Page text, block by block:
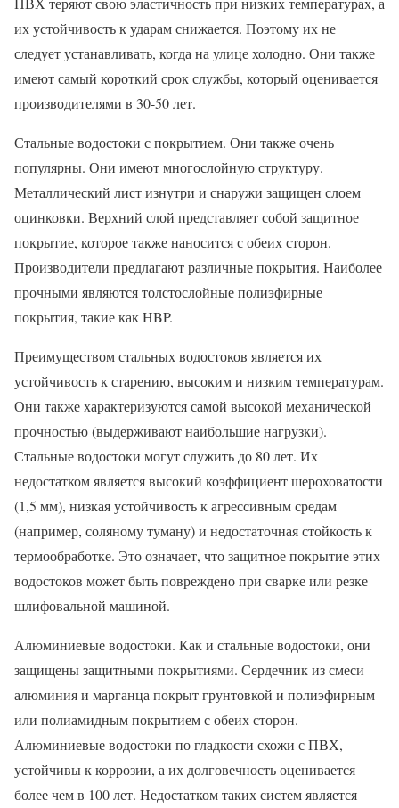
их устойчивость к ударам снижается. Поэтому их не
следует устанавливать, когда на улице холодно. Они также
имеют самый короткий срок службы, который оценивается
производителями в 30-50 лет.
Стальные водостоки с покрытием. Они также очень
популярны. Они имеют многослойную структуру.
Металлический лист изнутри и снаружи защищен слоем
оцинковки. Верхний слой представляет собой защитное
покрытие, которое также наносится с обеих сторон.
Производители предлагают различные покрытия. Наиболее
прочными являются толстослойные полиэфирные
покрытия, такие как HBP.
Преимуществом стальных водостоков является их
устойчивость к старению, высоким и низким температурам.
Они также характеризуются самой высокой механической
прочностью (выдерживают наибольшие нагрузки).
Стальные водостоки могут служить до 80 лет. Их
недостатком является высокий коэффициент шероховатости
(1,5 мм), низкая устойчивость к агрессивным средам
(например, соляному туману) и недостаточная стойкость к
термообработке. Это означает, что защитное покрытие этих
водостоков может быть повреждено при сварке или резке
шлифовальной машиной.
Алюминиевые водостоки. Как и стальные водостоки, они
защищены защитными покрытиями. Сердечник из смеси
алюминия и марганца покрыт грунтовкой и полиэфирным
или полиамидным покрытием с обеих сторон.
Алюминиевые водостоки по гладкости схожи с ПВХ,
устойчивы к коррозии, а их долговечность оценивается
более чем в 100 лет. Недостатком таких систем является